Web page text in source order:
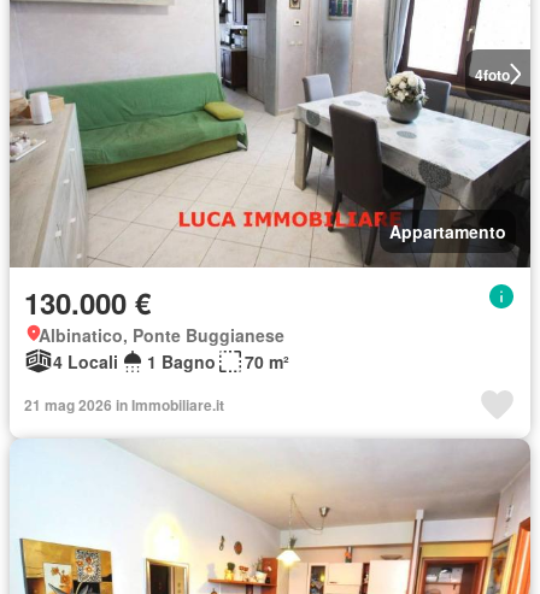
4foto
Appartamento
130.000 €
Albinatico, Ponte Buggianese
4 Locali
1 Bagno 70 m²
21 mag 2026 in Immobiliare.it